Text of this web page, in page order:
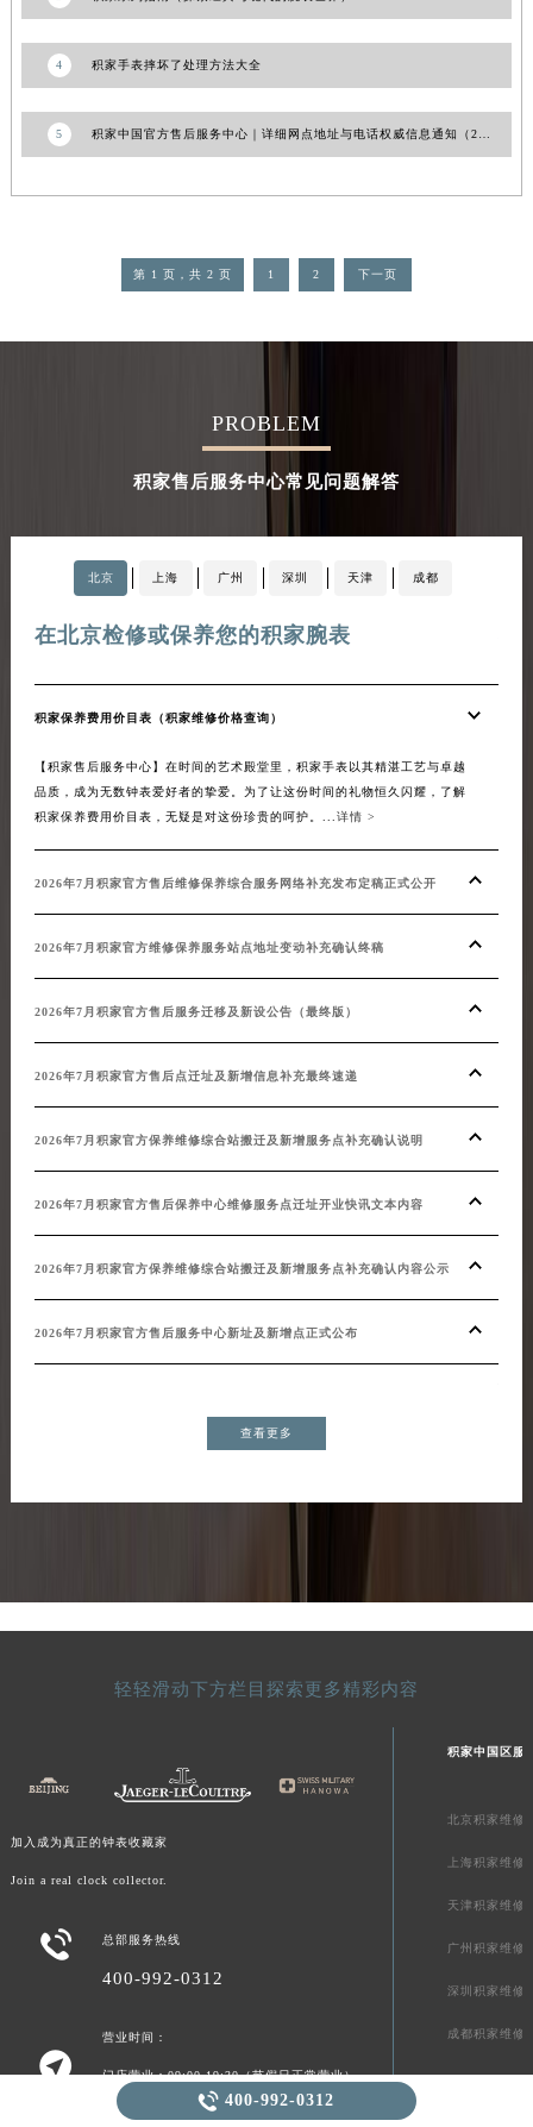
4 积家手表摔坏了处理方法大全
5 积家中国官方售后服务中心｜详细网点地址与电话权威信息通知（2026年7月更新）
第 1 页，共 2 页 1 2 下一页
PROBLEM
积家售后服务中心常见问题解答
北京 上海 广州 深圳 天津 成都
在北京检修或保养您的积家腕表
积家保养费用价目表（积家维修价格查询）
【积家售后服务中心】在时间的艺术殿堂里，积家手表以其精湛工艺与卓越
品质，成为无数钟表爱好者的挚爱。为了让这份时间的礼物恒久闪耀，了解
积家保养费用价目表，无疑是对这份珍贵的呵护。...详情 >
2026年7月积家官方售后维修保养综合服务网络补充发布定稿正式公开
2026年7月积家官方维修保养服务站点地址变动补充确认终稿
2026年7月积家官方售后服务迁移及新设公告（最终版）
2026年7月积家官方售后点迁址及新增信息补充最终速递
2026年7月积家官方保养维修综合站搬迁及新增服务点补充确认说明
2026年7月积家官方售后保养中心维修服务点迁址开业快讯文本内容
2026年7月积家官方保养维修综合站搬迁及新增服务点补充确认内容公示
2026年7月积家官方售后服务中心新址及新增点正式公布
查看更多
轻轻滑动下方栏目探索更多精彩内容
加入成为真正的钟表收藏家
Join a real clock collector.
 总部服务热线
400-992-0312

营业时间：
门店营业：09:00-19:30（节假日正常营业）
客服在线：08:00-22:00（节假日正常营业）
客服及门店节假日不休
积家中国区服
北京积家维修
上海积家维修
天津积家维修
广州积家维修
深圳积家维修
成都积家维修
 400-992-0312